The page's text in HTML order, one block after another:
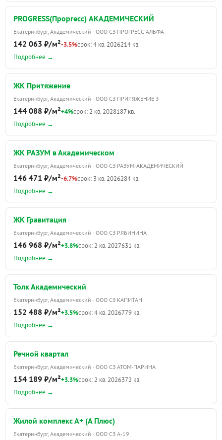
PROGRESS(Проргесс) АКАДЕМИЧЕСКИЙ
Екатеринбург, Академический · ООО СЗ ПРОГРЕСС АЛЬФА
142 063 ₽/м²-3.5%срок: 4 кв. 2026214 кв.
Подробнее →
ЖК Притяжение
Екатеринбург, Академический · ООО СЗ ПРИТЯЖЕНИЕ 3
144 088 ₽/м²+4%срок: 2 кв. 2028187 кв.
Подробнее →
ЖК РАЗУМ в Академическом
Екатеринбург, Академический · ООО СЗ РАЗУМ-АКАДЕМИЧЕСКИЙ
146 471 ₽/м²-6.7%срок: 3 кв. 2026284 кв.
Подробнее →
ЖК Гравитация
Екатеринбург, Академический · ООО СЗ РЯБИНИНА
146 968 ₽/м²+3.8%срок: 2 кв. 2027631 кв.
Подробнее →
Толк Академический
Екатеринбург, Академический · ООО СЗ КАПИТАН
152 488 ₽/м²+3.5%срок: 4 кв. 2026779 кв.
Подробнее →
Речной квартал
Екатеринбург, Академический · ООО СЗ АТОМ-ПАРИНА
154 189 ₽/м²+3.3%срок: 2 кв. 2026372 кв.
Подробнее →
Жилой комплекс А+ (А Плюс)
Екатеринбург, Академический · ООО СЗ А-19